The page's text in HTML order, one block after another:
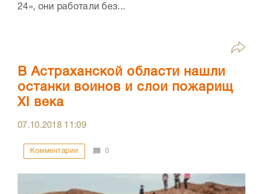
24», они работали без...
В Астраханской области нашли
останки воинов и слои пожарищ
XI века
07.10.2018 11:09
Комментарии 0